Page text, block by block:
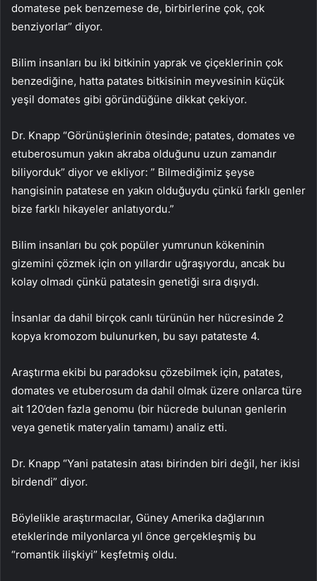
domatese pek benzemese de, birbirlerine çok, çok
benziyorlar” diyor.
Bilim insanları bu iki bitkinin yaprak ve çiçeklerinin çok
benzediğine, hatta patates bitkisinin meyvesinin küçük
yeşil domates gibi göründüğüne dikkat çekiyor.
Dr. Knapp “Görünüşlerinin ötesinde; patates, domates ve
etuberosumun yakın akraba olduğunu uzun zamandır
biliyorduk” diyor ve ekliyor: ” Bilmediğimiz şeyse
hangisinin patatese en yakın olduğuydu çünkü farklı genler
bize farklı hikayeler anlatıyordu.”
Bilim insanları bu çok popüler yumrunun kökeninin
gizemini çözmek için on yıllardır uğraşıyordu, ancak bu
kolay olmadı çünkü patatesin genetiği sıra dışıydı.
İnsanlar da dahil birçok canlı türünün her hücresinde 2
kopya kromozom bulunurken, bu sayı patateste 4.
Araştırma ekibi bu paradoksu çözebilmek için, patates,
domates ve etuberosum da dahil olmak üzere onlarca türe
ait 120’den fazla genomu (bir hücrede bulunan genlerin
veya genetik materyalin tamamı) analiz etti.
Dr. Knapp “Yani patatesin atası birinden biri değil, her ikisi
birdendi” diyor.
Böylelikle araştırmacılar, Güney Amerika dağlarının
eteklerinde milyonlarca yıl önce gerçekleşmiş bu
“romantik ilişkiyi” keşfetmiş oldu.